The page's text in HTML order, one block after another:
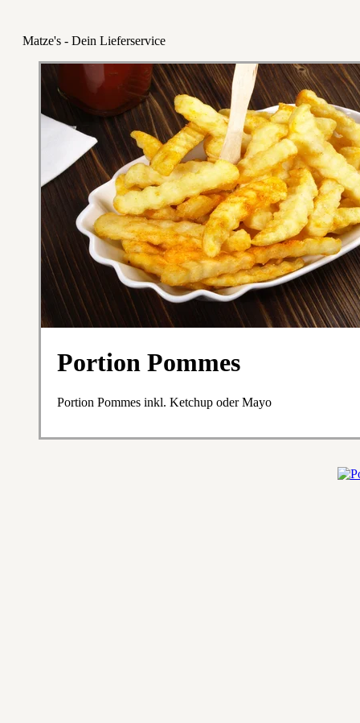
Matze's - Dein Lieferservice
Portion Pommes
Portion Pommes inkl. Ketchup oder Mayo